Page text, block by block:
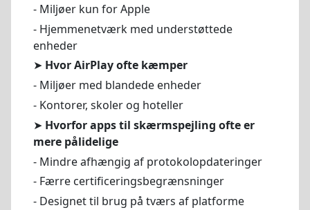
- Miljøer kun for Apple
- Hjemmenetværk med understøttede
enheder
➤ Hvor AirPlay ofte kæmper
- Miljøer med blandede enheder
- Kontorer, skoler og hoteller
➤ Hvorfor apps til skærmspejling ofte er
mere pålidelige
- Mindre afhængig af protokolopdateringer
- Færre certificeringsbegrænsninger
- Designet til brug på tværs af platforme